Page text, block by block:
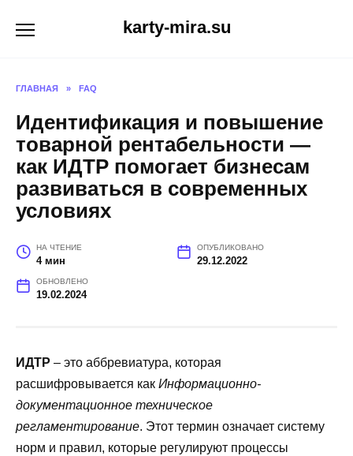
karty-mira.su
ГЛАВНАЯ » FAQ
Идентификация и повышение
товарной рентабельности —
как ИДТР помогает бизнесам
развиваться в современных
условиях
НА ЧТЕНИЕ
4 мин
ОПУБЛИКОВАНО
29.12.2022
ОБНОВЛЕНО
19.02.2024
ИДТР – это аббревиатура, которая
расшифровывается как Информационно-
документационное техническое
регламентирование. Этот термин означает систему
норм и правил, которые регулируют процессы